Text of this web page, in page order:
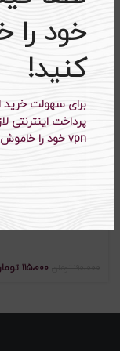
خود را
کنید!
برای سهولت خرید
پرداخت اینترنتی
vpn خود را خاموش یا غیرفعال کنید.
تومان ۶۷۵،۰۰۰
-۳۹%
اتمام موجودی
۱۱۵،۰۰۰